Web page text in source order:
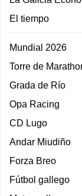
El tiempo
Mundial 2026
Torre de
Grada de Río
Opa Racing
CD Lugo
Andar Miudiño
Forza Breo
Fútbol gallego